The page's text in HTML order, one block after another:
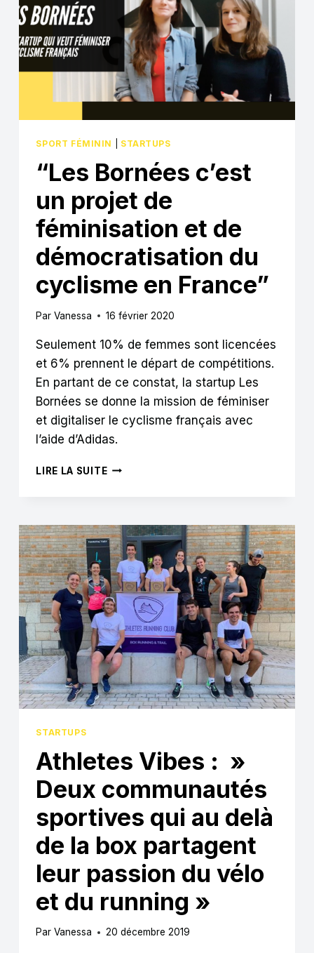
SPORT FÉMININ STARTUPS
“Les Bornées c’est
un projet de
féminisation et de
démocratisation du
cyclisme en France”
Par Vanessa 16 février 2020
Seulement 10% de femmes sont licencées
et 6% prennent le départ de compétitions.
En partant de ce constat, la startup Les
Bornées se donne la mission de féminiser
et digitaliser le cyclisme français avec
l’aide d’Adidas.
LIRE LA SUITE“LES
PROJET
DE
FÉMINISATION
ET
DE
DÉMOCRATISATION
DU
CYCLISME
EN
FRANCE”
STARTUPS
Athletes Vibes : »
Deux communautés
sportives qui au delà
de la box partagent
leur passion du vélo
et du running »
Par Vanessa 20 décembre 2019